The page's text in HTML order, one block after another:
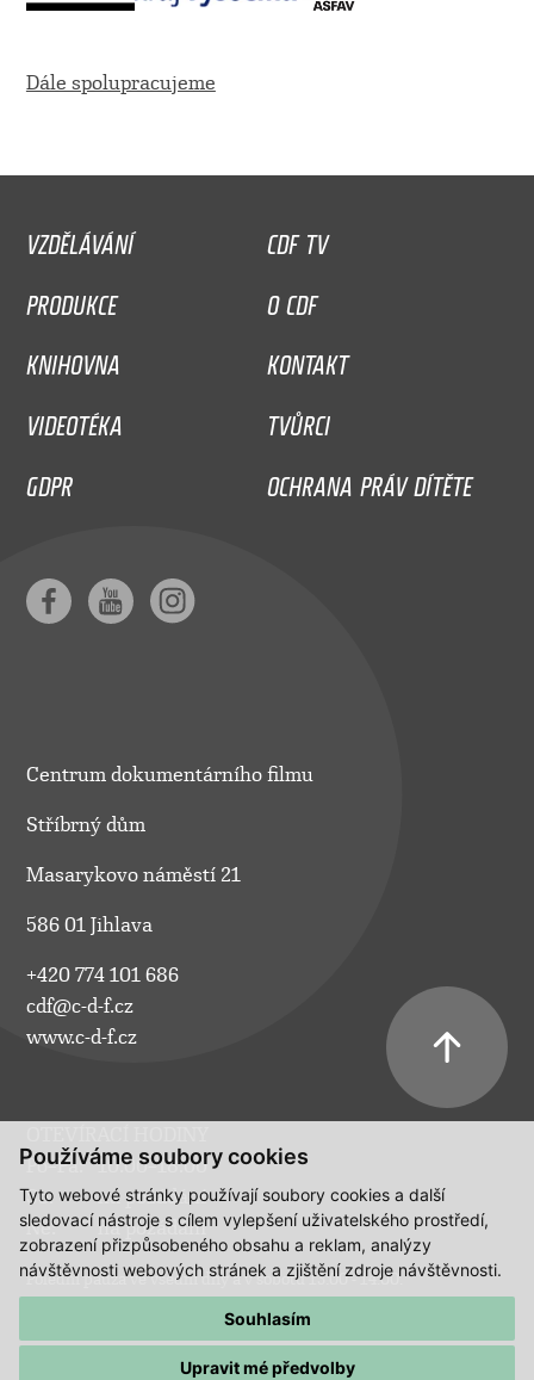
Používáme soubory cookies
Tyto webové stránky používají soubory cookies a další
sledovací nástroje s cílem vylepšení uživatelského prostředí,
zobrazení přizpůsobeného obsahu a reklam, analýzy
návštěvnosti webových stránek a zjištění zdroje návštěvnosti.
Souhlasím
Upravit mé předvolby
Dále spolupracujeme
VZDĚLÁVÁNÍ
CDF TV
PRODUKCE
O CDF
KNIHOVNA
KONTAKT
VIDEOTÉKA
TVŮRCI
GDPR
OCHRANA PRÁV DÍTĚTE
Centrum dokumentárního filmu
Stříbrný dům
Masarykovo náměstí 21
586 01 Jihlava
+420 774 101 686
cdf@c-d-f.cz
www.c-d-f.cz
Po–Pá:
10.00–18.00
So:
na požádání
Ne:
na požádání
Polední pauza ve všední dny a v sobotu 13:00 - 14:00.